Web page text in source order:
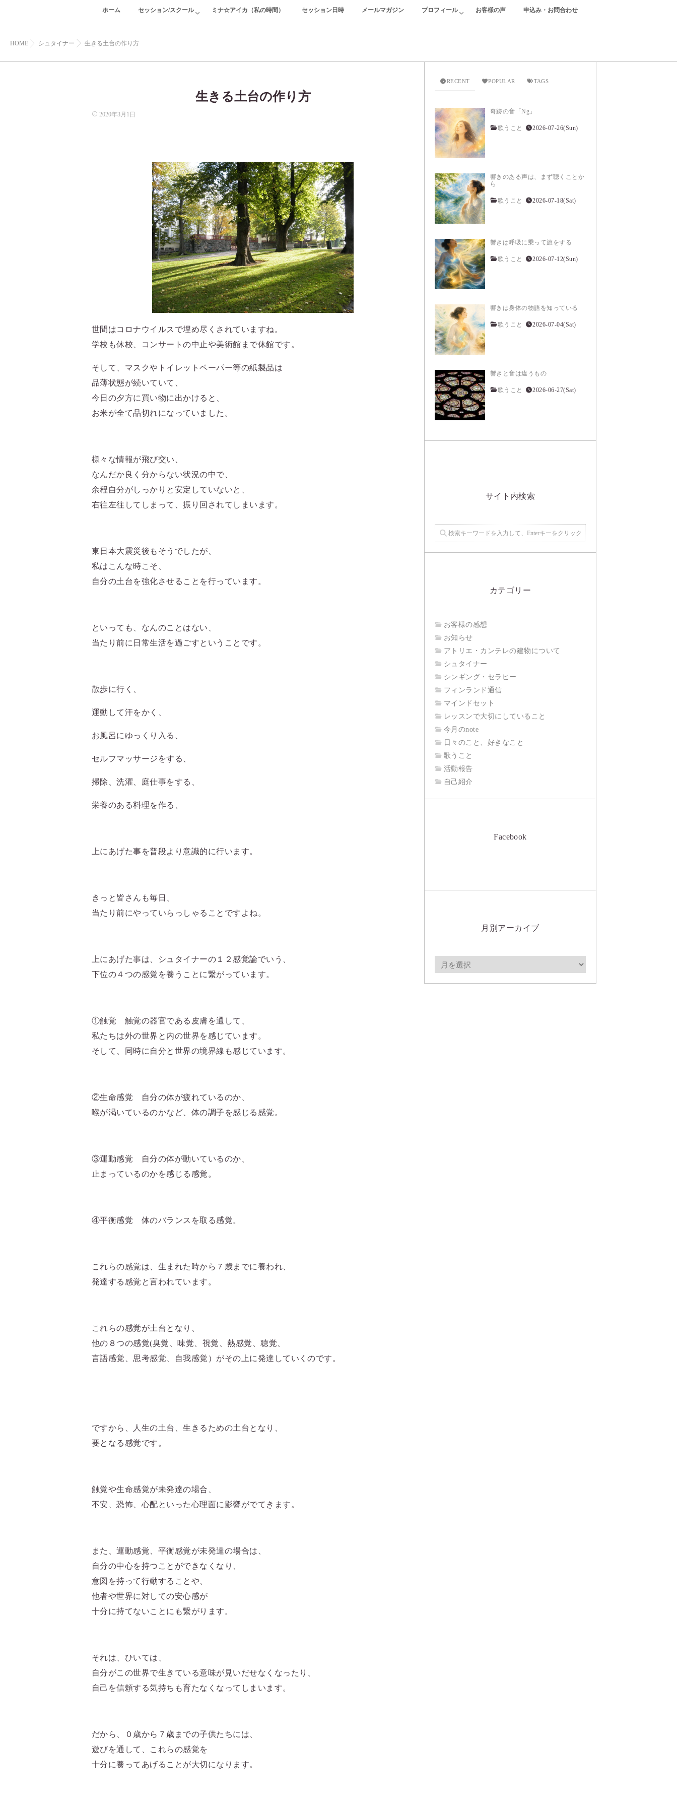
ホーム セッション/スクール ミナ☆アイカ（私の時間） セッション日時 メールマガジン プロフィール お客様の声 申込み・お問合わせ
HOME シュタイナー 生きる土台の作り方
生きる土台の作り方
2020年3月1日
世間はコロナウイルスで埋め尽くされていますね。
学校も休校、コンサートの中止や美術館まで休館です。
そして、マスクやトイレットペーパー等の紙製品は
品薄状態が続いていて、
今日の夕方に買い物に出かけると、
お米が全て品切れになっていました。
様々な情報が飛び交い、
なんだか良く分からない状況の中で、
余程自分がしっかりと安定していないと、
右往左往してしまって、振り回されてしまいます。
東日本大震災後もそうでしたが、
私はこんな時こそ、
自分の土台を強化させることを行っています。
といっても、なんのことはない、
当たり前に日常生活を過ごすということです。
散歩に行く、
運動して汗をかく、
お風呂にゆっくり入る、
セルフマッサージをする、
掃除、洗濯、庭仕事をする、
栄養のある料理を作る、
上にあげた事を普段より意識的に行います。
きっと皆さんも毎日、
当たり前にやっていらっしゃることですよね。
上にあげた事は、シュタイナーの １２感覚論でいう、
下位の４ つの感覚を養うことに繋がっています。
①触覚 触覚の器官である皮膚を通して、
私たちは外の世界と内の世界を感じています。
そして、同時に自分と世界の境界線も感じています。
②生命感覚 自分の体が疲れているのか、
喉が渇いているのかなど、体の調子を感じる感覚。
③運動感覚 自分の体が動いているのか、
止まっているのかを感じる感覚。
④平衡感覚 体のバランスを取る感覚。
これらの感覚は、生まれた時から ７ 歳までに養われ、
発達する感覚と言われています。
これらの感覚が土台となり、
他の８つの感覚(臭覚、味覚、視覚、熱感覚、聴覚、
言語感覚、思考感覚、自我感覚）がその上に発達していくのです。
ですから、人生の土台、生きるための土台となり、
要となる感覚です。
触覚や生命感覚が未発達の場合、
不安、恐怖、心配といった心理面に影響がでてきます。
また、運動感覚、平衡感覚が未発達の場合は、
自分の中心を持つことができなくなり、
意図を持って行動することや、
他者や世界に対しての安心感が
十分に持てないことにも繋がります。
それは、ひいては、
自分がこの世界で生きている意味が見いだせなくなったり、
自己を信頼する気持ちも育たなくなってしまいます。
だから、 ０ 歳から ７ 歳までの子供たちには、
遊びを通して、これらの感覚を
十分に養ってあげることが大切になります。
RECENT POPULAR TAGS
奇跡の音「Ng」
歌うこと 2026-07-26(Sun)
響きのある声は、まず聴くことか
ら
歌うこと 2026-07-18(Sat)
響きは呼吸に乗って旅をする
歌うこと 2026-07-12(Sun)
響きは身体の物語を知っている
歌うこと 2026-07-04(Sat)
響きと音は違うもの
歌うこと 2026-06-27(Sat)
サイト内検索
カテゴリー
お客様の感想
お知らせ
アトリエ・カンテレの建物について
シュタイナー
シンギング・セラピー
フィンランド通信
マインドセット
レッスンで大切にしていること
今月のnote
日々のこと、好きなこと
歌うこと
活動報告
自己紹介
Facebook
月別アーカイブ